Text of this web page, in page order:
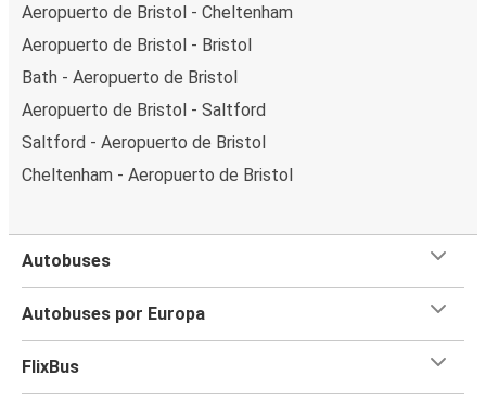
Aeropuerto de Bristol - Cheltenham
Aeropuerto de Bristol - Bristol
Bath - Aeropuerto de Bristol
Aeropuerto de Bristol - Saltford
Saltford - Aeropuerto de Bristol
Cheltenham - Aeropuerto de Bristol
Autobuses
Autobuses por Europa
FlixBus